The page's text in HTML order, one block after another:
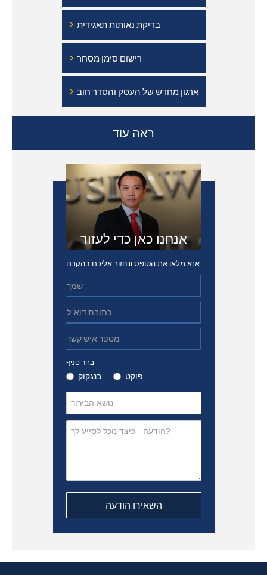
› בדיקת נאותות תאגידית
› רישום סימן מסחר
› ארגון מחדש של העסק והסדר חוב
ראה עוד
אנחנו כאן כדי לעזור
אנא מלאו את הטופס ונחזור אליכם בהקדם.
בחר סניף
בנגקוק פוקט